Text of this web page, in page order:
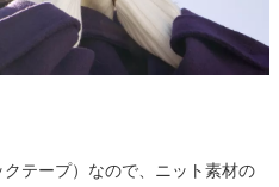
テープ）なので、ニット素材の